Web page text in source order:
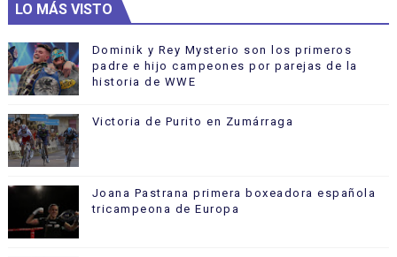
LO MÁS VISTO
Dominik y Rey Mysterio son los primeros
padre e hijo campeones por parejas de la
historia de WWE
Victoria de Purito en Zumárraga
Joana Pastrana primera boxeadora española
tricampeona de Europa